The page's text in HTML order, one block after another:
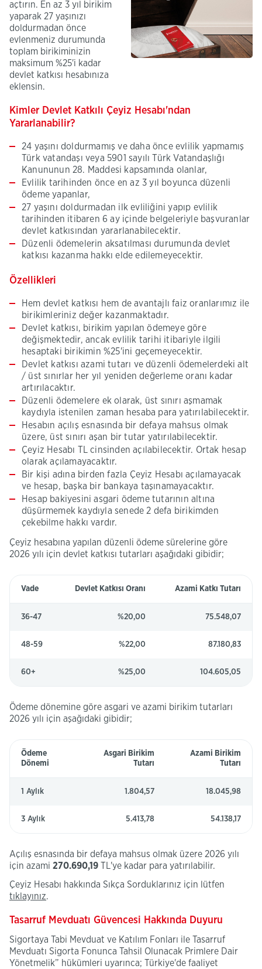
açtırın. En az 3 yıl birikim
yaparak 27 yaşınızı
doldurmadan önce
evlenmeniz durumunda
toplam birikiminizin
maksimum %25'i kadar
devlet katkısı hesabınıza
eklensin.
Kimler Devlet Katkılı Çeyiz Hesabı'ndan
Yararlanabilir?
24 yaşını doldurmamış ve daha önce evlilik yapmamış
Türk vatandaşı veya 5901 sayılı Türk Vatandaşlığı
Kanununun 28. Maddesi kapsamında olanlar,
Evlilik tarihinden önce en az 3 yıl boyunca düzenli
ödeme yapanlar,
27 yaşını doldurmadan ilk evliliğini yapıp evlilik
tarihinden itibaren 6 ay içinde belgeleriyle başvuranlar
devlet katkısından yararlanabilecektir.
Düzenli ödemelerin aksatılması durumunda devlet
katkısı kazanma hakkı elde edilemeyecektir.
Özellikleri
Hem devlet katkısı hem de avantajlı faiz oranlarımız ile
birikimleriniz değer kazanmaktadır.
Devlet katkısı, birikim yapılan ödemeye göre
değişmektedir, ancak evlilik tarihi itibariyle ilgili
hesaptaki birikimin %25'ini geçemeyecektir.
Devlet katkısı azami tutarı ve düzenli ödemelerdeki alt
/ üst sınırlar her yıl yeniden değerleme oranı kadar
artırılacaktır.
Düzenli ödemelere ek olarak, üst sınırı aşmamak
kaydıyla istenilen zaman hesaba para yatırılabilecektir.
Hesabın açılış esnasında bir defaya mahsus olmak
üzere, üst sınırı aşan bir tutar yatırılabilecektir.
Çeyiz Hesabı TL cinsinden açılabilecektir. Ortak hesap
olarak açılamayacaktır.
Bir kişi adına birden fazla Çeyiz Hesabı açılamayacak
ve hesap, başka bir bankaya taşınamayacaktır.
Hesap bakiyesini asgari ödeme tutarının altına
düşürmemek kaydıyla senede 2 defa birikimden
çekebilme hakkı vardır.
Çeyiz hesabına yapılan düzenli ödeme sürelerine göre
2026 yılı için devlet katkısı tutarları aşağıdaki gibidir;
Vade Devlet Katkısı Oranı Azami Katkı Tutarı
36-47 %20,00 75.548,07
48-59 %22​,00 87.180,83
60+ %25,00 104.605,05
Ödeme dönemine göre asgari ve azami birikim tutarları
2026 yılı için aşağıdaki gibidir;
Ödeme
Dönemi
Asgari Birikim
Tutarı
Azami Birikim
Tutarı
1 Aylık 1.804,57 18.045,98
3 Aylık 5.413,78 54.138,17
Açılış esnasında bir defaya mahsus olmak üzere 2026 yılı
için azami 270.690,19 TL'ye kadar para yatırılabilir.
Çeyiz Hesabı hakkında Sıkça Sorduklarınız için lütfen
lütfen
tıklayınız.
​Tasarruf Mevduatı Güvencesi Hakkında Duyuru
Sigortaya Tabi Mevduat ve Katılım Fonları ile Tasarruf
Mevduatı Sigorta Fonunca Tahsil Olunacak Primlere Dair
Yönetmelik” hükümleri uyarınca; Türkiye'de faaliyet